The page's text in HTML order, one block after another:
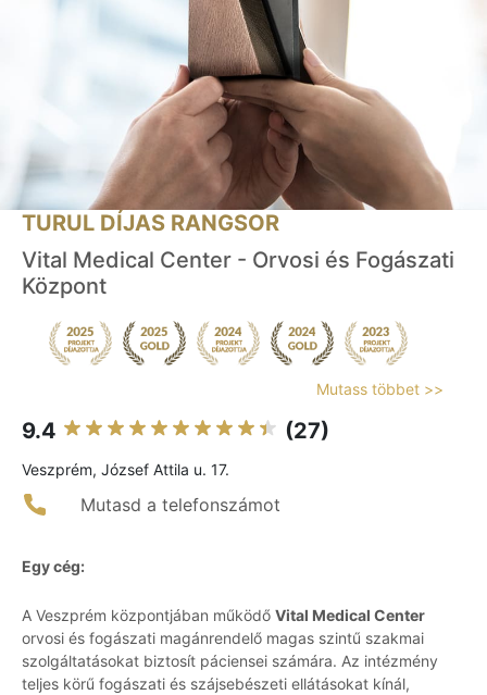
TURUL DÍJAS RANGSOR
Vital Medical Center - Orvosi és Fogászati
Központ
Mutass többet >>
9.4 (27)
Veszprém, József Attila u. 17.
Mutasd a telefonszámot
Egy cég:
A Veszprém központjában működő Vital Medical Center
orvosi és fogászati magánrendelő magas szintű szakmai
szolgáltatásokat biztosít páciensei számára. Az intézmény
teljes körű fogászati és szájsebészeti ellátásokat kínál,